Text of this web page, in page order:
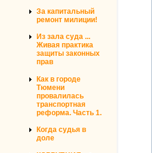
За капитальный
ремонт милиции!
Из зала суда ...
Живая практика
защиты законных
прав
Как в городе
Тюмени
провалилась
транспортная
реформа. Часть 1.
Когда судья в
доле